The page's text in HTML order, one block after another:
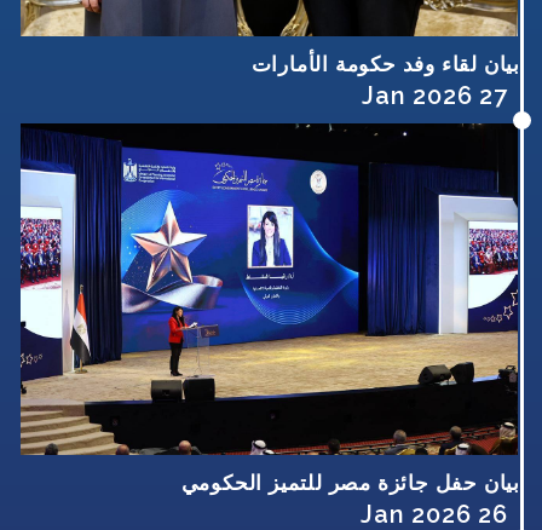
بيان لقاء وفد حكومة الأمارات
27 Jan 2026
بيان حفل جائزة مصر للتميز الحكومي
26 Jan 2026